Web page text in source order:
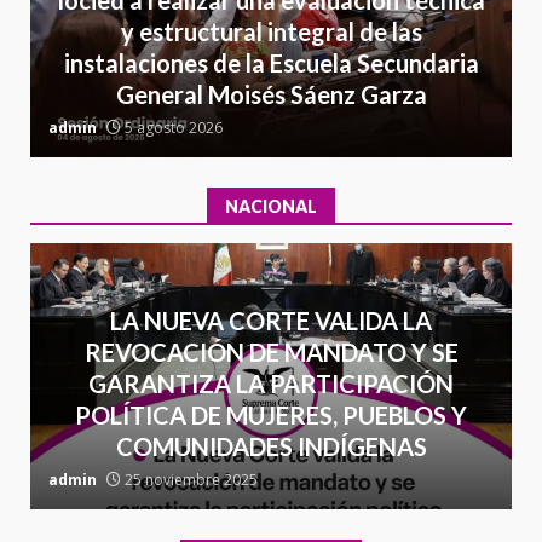
presuntos delitos de
delincuencia organizada y
contrabando
16 julio 2026
y estructural integral de las
instalaciones de la Escuela Secundaria
General Moisés Sáenz Garza
admin 5 agosto 2026
NACIONAL
LA NUEVA CORTE VALIDA LA
REVOCACIÓN DE MANDATO Y SE
GARANTIZA LA PARTICIPACIÓN
POLÍTICA DE MUJERES, PUEBLOS Y
COMUNIDADES INDÍGENAS
admin 25 noviembre 2025